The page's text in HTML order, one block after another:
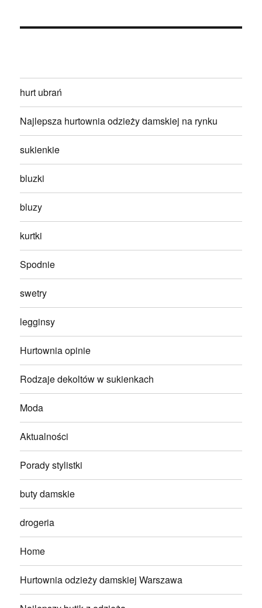
hurt ubrań
Najlepsza hurtownia odzieży damskiej na rynku
sukienkie
bluzki
bluzy
kurtki
Spodnie
swetry
legginsy
Hurtownia opinie
Rodzaje dekoltów w sukienkach
Moda
Aktualności
Porady stylistki
buty damskie
drogeria
Home
Hurtownia odzieży damskiej Warszawa